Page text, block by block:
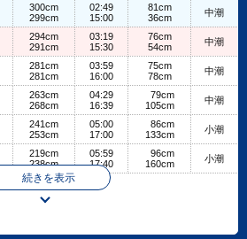
300cm
299cm
02:49
15:00
81cm
36cm
中潮
294cm
291cm
03:19
15:30
76cm
54cm
中潮
281cm
281cm
03:59
16:00
75cm
78cm
中潮
263cm
268cm
04:29
16:39
79cm
105cm
中潮
241cm
253cm
05:00
17:00
86cm
133cm
小潮
219cm
238cm
05:59
17:40
96cm
160cm
小潮
続きを表示